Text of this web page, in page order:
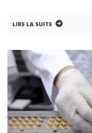
LIRE LA SUITE